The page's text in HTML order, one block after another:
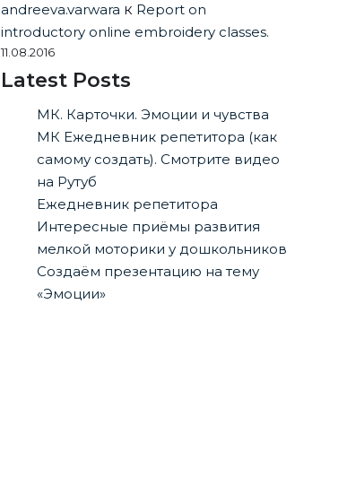
andreeva.varwara к Report on
introductory online embroidery classes.
11.08.2016
Latest Posts
МК. Карточки. Эмоции и чувства
МК Ежедневник репетитора (как
самому создать). Смотрите видео
на Рутуб
Ежедневник репетитора
Интересные приёмы развития
мелкой моторики у дошкольников
Создаём презентацию на тему
«Эмоции»